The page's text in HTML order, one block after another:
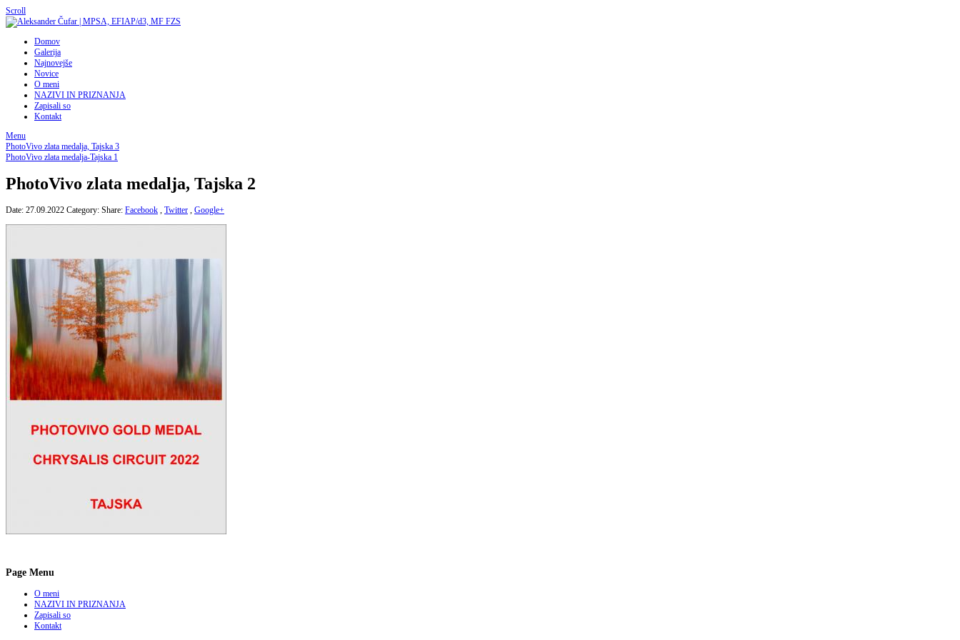
Scroll
Domov
Galerija
Najnovejše
Novice
O meni
NAZIVI IN PRIZNANJA
Zapisali so
Kontakt
Menu
PhotoVivo zlata medalja, Tajska 3
PhotoVivo zlata medalja-Tajska 1
PhotoVivo zlata medalja, Tajska 2
Date: 27.09.2022 Category: Share: Facebook , Twitter , Google+
Page Menu
O meni
NAZIVI IN PRIZNANJA
Zapisali so
Kontakt